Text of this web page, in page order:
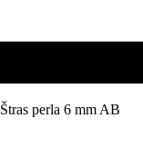
Štras perla 6 mm AB